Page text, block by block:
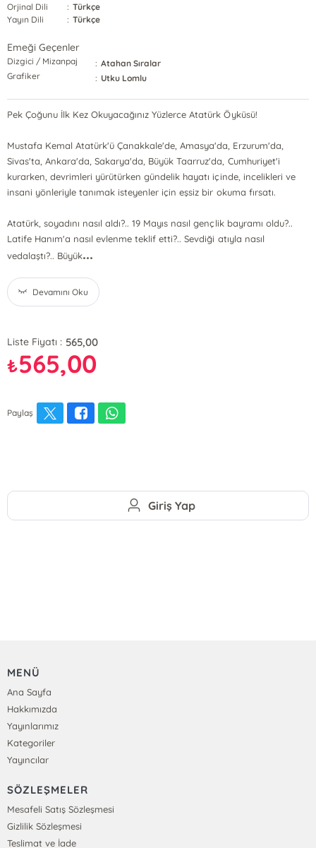
Orjinal Dili
: Türkçe
Yayın Dili
: Türkçe
Emeği Geçenler
Dizgici / Mizanpaj : Atahan Sıralar
Grafiker
: Utku Lomlu
Pek Çoğunu İlk Kez Okuyacağınız Yüzlerce Atatürk Öyküsü!
Mustafa Kemal Atatürk'ü Çanakkale'de, Amasya'da, Erzurum'da,
Sivas'ta, Ankara'da, Sakarya'da, Büyük Taarruz'da, Cumhuriyet'i
kurarken, devrimleri yürütürken gündelik hayatı içinde, incelikleri ve
insani yönleriyle tanımak isteyenler için eşsiz bir okuma fırsatı.
Atatürk, soyadını nasıl aldı?.. 19 Mayıs nasıl gençlik bayramı oldu?..
Latife Hanım'a nasıl evlenme teklif etti?.. Sevdiği atıyla nasıl
vedalaştı?.. Büyük...
Devamını Oku
Liste Fiyatı : 565,00
₺565,00
Paylaş
Giriş Yap
MENÜ
Ana Sayfa
Hakkımızda
Yayınlarımız
Kategoriler
Yayıncılar
SÖZLEŞMELER
Mesafeli Satış Sözleşmesi
Gizlilik Sözleşmesi
Teslimat ve İade